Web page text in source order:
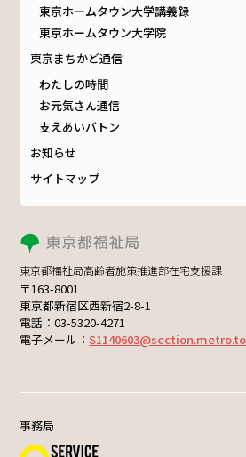
東京ホームタウン大学講義録
東京ホームタウン大学院
東京まちかど通信
わたしの時間
お元気さん通信
支えあいバトン
お知らせ
サイトマップ
東京都福祉局高齢者施策推進部在宅支援課
〒163-8001
東京都新宿区西新宿2-8-1
電話：03-5320-4271
電子メール：
事務局